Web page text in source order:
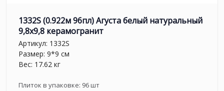
1332S (0.922м 96пл) Агуста белый натуральный
9,8х9,8 керамогранит
Артикул: 1332S
Размер: 9*9 см
Вес: 17.62 кг
Плиток в упаковке: 96шт